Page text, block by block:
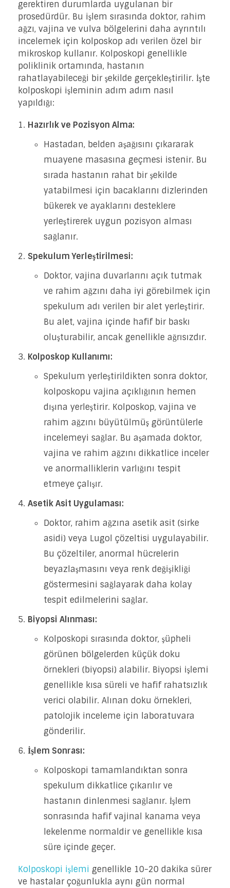
gerektiren durumlarda uygulanan bir
prosedürdür. Bu işlem sırasında doktor, rahim
ağzı, vajina ve vulva bölgelerini daha ayrıntılı
incelemek için kolposkop adı verilen özel bir
mikroskop kullanır. Kolposkopi genellikle
poliklinik ortamında, hastanın
rahatlayabileceği bir şekilde gerçekleştirilir. İşte
kolposkopi işleminin adım adım nasıl
yapıldığı:
Hazırlık ve Pozisyon Alma:
Hastadan, belden aşağısını çıkararak
muayene masasına geçmesi istenir. Bu
sırada hastanın rahat bir şekilde
yatabilmesi için bacaklarını dizlerinden
bükerek ve ayaklarını desteklere
yerleştirerek uygun pozisyon alması
sağlanır.
Spekulum Yerleştirilmesi:
Doktor, vajina duvarlarını açık tutmak
ve rahim ağzını daha iyi görebilmek için
spekulum adı verilen bir alet yerleştirir.
Bu alet, vajina içinde hafif bir baskı
oluşturabilir, ancak genellikle ağrısızdır.
Kolposkop Kullanımı:
Spekulum yerleştirildikten sonra doktor,
kolposkopu vajina açıklığının hemen
dışına yerleştirir. Kolposkop, vajina ve
rahim ağzını büyütülmüş görüntülerle
incelemeyi sağlar. Bu aşamada doktor,
vajina ve rahim ağzını dikkatlice inceler
ve anormalliklerin varlığını tespit
etmeye çalışır.
Asetik Asit Uygulaması:
Doktor, rahim ağzına asetik asit (sirke
asidi) veya Lugol çözeltisi uygulayabilir.
Bu çözeltiler, anormal hücrelerin
beyazlaşmasını veya renk değişikliği
göstermesini sağlayarak daha kolay
tespit edilmelerini sağlar.
Biyopsi Alınması:
Kolposkopi sırasında doktor, şüpheli
görünen bölgelerden küçük doku
örnekleri (biyopsi) alabilir. Biyopsi işlemi
genellikle kısa süreli ve hafif rahatsızlık
verici olabilir. Alınan doku örnekleri,
patolojik inceleme için laboratuvara
gönderilir.
İşlem Sonrası:
Kolposkopi tamamlandıktan sonra
spekulum dikkatlice çıkarılır ve
hastanın dinlenmesi sağlanır. İşlem
sonrasında hafif vajinal kanama veya
lekelenme normaldir ve genellikle kısa
süre içinde geçer.
Kolposkopi işlemi genellikle 10-20 dakika sürer
ve hastalar çoğunlukla aynı gün normal